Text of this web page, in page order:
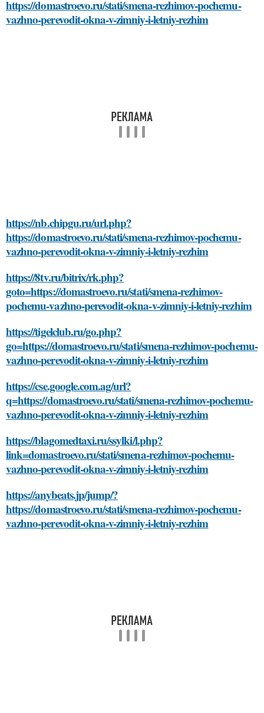
https://domastroevo.ru/stati/smena-rezhimov-pochemu-
vazhno-perevodit-okna-v-zimniy-i-letniy-rezhim
https://nb.chipgu.ru/url.php?
https://domastroevo.ru/stati/smena-rezhimov-pochemu-
vazhno-perevodit-okna-v-zimniy-i-letniy-rezhim
https://8tv.ru/bitrix/rk.php?
goto=https://domastroevo.ru/stati/smena-rezhimov-
pochemu-vazhno-perevodit-okna-v-zimniy-i-letniy-rezhim
https://tigelclub.ru/go.php?
go=https://domastroevo.ru/stati/smena-rezhimov-pochemu-
vazhno-perevodit-okna-v-zimniy-i-letniy-rezhim
https://cse.google.com.ag/url?
q=https://domastroevo.ru/stati/smena-rezhimov-pochemu-
vazhno-perevodit-okna-v-zimniy-i-letniy-rezhim
https://blagomedtaxi.ru/ssylki/l.php?
link=domastroevo.ru/stati/smena-rezhimov-pochemu-
vazhno-perevodit-okna-v-zimniy-i-letniy-rezhim
https://anybeats.jp/jump/?
https://domastroevo.ru/stati/smena-rezhimov-pochemu-
vazhno-perevodit-okna-v-zimniy-i-letniy-rezhim